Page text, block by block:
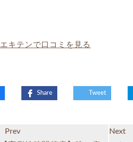
エキテンで口コミを見る
Share Tweet
Prev
Next